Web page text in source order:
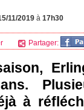
11/2019 à 17h30
Partager:
à